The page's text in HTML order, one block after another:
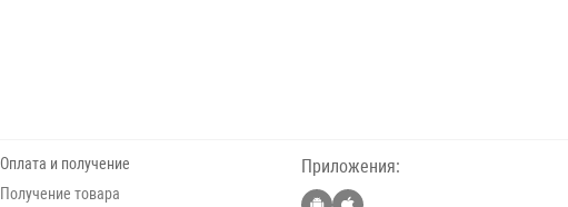
Оплата и получение
Получение товара
Приложения: